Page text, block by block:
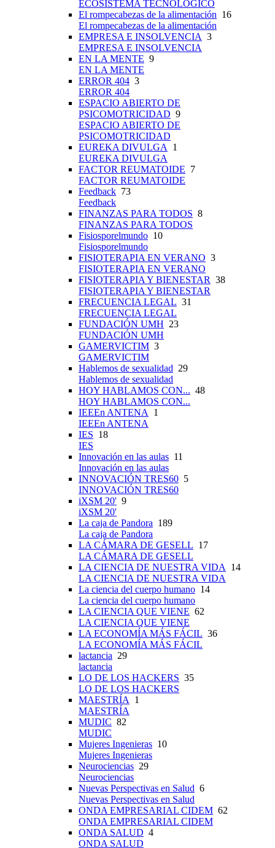
ECOSISTEMA TECNOLÓGICO
El rompecabezas de la alimentación 16
El rompecabezas de la alimentación
EMPRESA E INSOLVENCIA 3
EMPRESA E INSOLVENCIA
EN LA MENTE 9
EN LA MENTE
ERROR 404 3
ERROR 404
ESPACIO ABIERTO DE
PSICOMOTRICIDAD 9
ESPACIO ABIERTO DE
PSICOMOTRICIDAD
EUREKA DIVULGA
1
EUREKA DIVULGA
FACTOR REUMATOIDE 7
FACTOR REUMATOIDE
Feedback 73
Feedback
FINANZAS PARA TODOS 8
FINANZAS PARA TODOS
Fisiosporelmundo 10
Fisiosporelmundo
FISIOTERAPIA EN VERANO 3
FISIOTERAPIA EN VERANO
FISIOTERAPIA Y BIENESTAR 38
FISIOTERAPIA Y BIENESTAR
FRECUENCIA LEGAL 31
FRECUENCIA LEGAL
FUNDACIÓN UMH 23
FUNDACIÓN UMH
GAMERVICTIM 3
GAMERVICTIM
Hablemos de sexualidad 29
Hablemos de sexualidad
HOY HABLAMOS CON... 48
HOY HABLAMOS CON...
IEEEn ANTENA
1
IEEEn ANTENA
IES 18
IES
Innovación en las aulas 11
Innovación en las aulas
INNOVACIÓN TRES60 5
INNOVACIÓN TRES60
iXSM 20' 9
iXSM 20'
La caja de Pandora 189
La caja de Pandora
LA CÁMARA DE GESELL 17
LA CÁMARA DE GESELL
LA CIENCIA DE NUESTRA VIDA
14
LA CIENCIA DE NUESTRA VIDA
La ciencia del cuerpo humano 14
La ciencia del cuerpo humano
LA CIENCIA QUE VIENE 62
LA CIENCIA QUE VIENE
LA ECONOMÍA MÁS FÁCIL 36
LA ECONOMÍA MÁS FÁCIL
lactancia 29
lactancia
LO DE LOS HACKERS 35
LO DE LOS HACKERS
MAESTRÍA
1
MAESTRÍA
MUDIC 82
MUDIC
Mujeres Ingenieras 10
Mujeres Ingenieras
Neurociencias 29
Neurociencias
Nuevas Perspectivas en Salud 6
Nuevas Perspectivas en Salud
ONDA EMPRESARIAL CIDEM 62
ONDA EMPRESARIAL CIDEM
ONDA SALUD 4
ONDA SALUD